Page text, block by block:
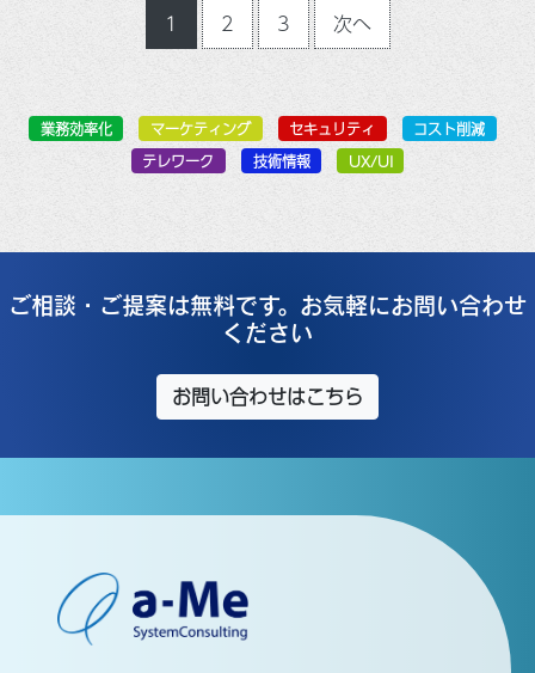
1 2 3 次へ
業務効率化 マーケティング セキュリティ
コスト削減
テレワーク
技術情報 UX/UI
ご相談・ご提案は無料です。お気軽にお問い合わせ
ください
お問い合わせはこちら